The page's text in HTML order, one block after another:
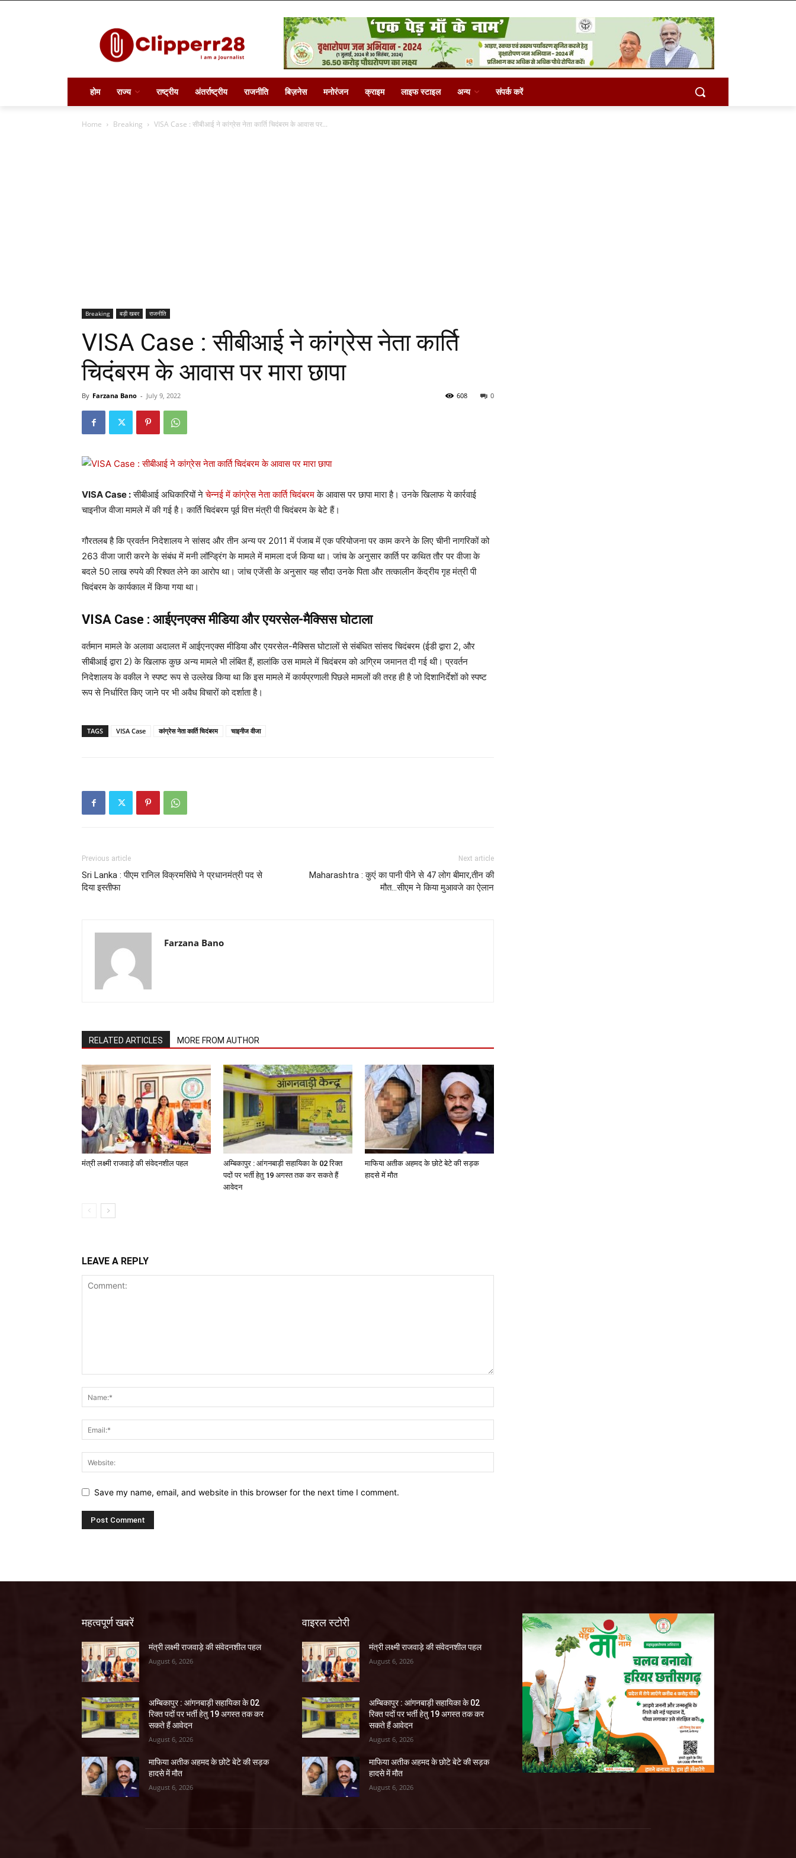
होम राज्य राष्ट्रीय अंतर्राष्ट्रीय राजनीति बिज़नेस मनोरंजन क्राइम लाइफ स्टाइल अन्य संपर्क करें
Home Breaking VISA Case : सीबीआई ने कांग्रेस नेता कार्ति चिदंबरम के आवास पर...
Breaking बड़ी खबर राजनीति
VISA Case : सीबीआई ने कांग्रेस नेता कार्ति
चिदंबरम के आवास पर मारा छापा
By Farzana Bano - July 9, 2022 0
608
VISA Case :सीबीआई अधिकारियों नेचेन्नई में कांग्रेस नेता कार्ति चिदंबरमके आवास पर छापा मारा है। उनके खिलाफ ये कार्रवाई
चाइनीज वीजा मामले में की गई है। कार्ति चिदंबरम पूर्व वित्त मंत्री पी चिदंबरम के बेटे हैं।
गौरतलब है कि प्रवर्तन निदेशालय ने सांसद और तीन अन्य पर 2011 में पंजाब में एक परियोजना पर काम करने के लिए चीनी नागरिकों को
263 वीजा जारी करने के संबंध में मनी लॉन्ड्रिंग के मामले में मामला दर्ज किया था। जांच के अनुसार कार्ति पर कथित तौर पर वीजा के
बदले 50 लाख रुपये की रिश्वत लेने का आरोप था। जांच एजेंसी के अनुसार यह सौदा उनके पिता और तत्कालीन केंद्रीय गृह मंत्री पी
चिदंबरम के कार्यकाल में किया गया था।
VISA Case : आईएनएक्स मीडिया और एयरसेल-मैक्सिस घोटाला
वर्तमान मामले के अलावा अदालत में आईएनएक्स मीडिया और एयरसेल-मैक्सिस घोटालों से संबंधित सांसद चिदंबरम (ईडी द्वारा 2, और
सीबीआई द्वारा 2) के खिलाफ कुछ अन्य मामले भी लंबित हैं, हालांकि उस मामले में चिदंबरम को अग्रिम जमानत दी गई थी। प्रवर्तन
निदेशालय के वकील ने स्पष्ट रूप से उल्लेख किया था कि इस मामले में कार्यप्रणाली पिछले मामलों की तरह ही है जो दिशानिर्देशों को स्पष्ट
रूप से निर्धारित किए जाने पर भी अवैध विचारों को दर्शाता है।
TAGS VISA Case कांग्रेस नेता कार्ति चिदंबरम चाइनीज वीजा
Previous article
Sri Lanka : पीएम रानिल विक्रमसिंघे ने प्रधानमंत्री पद से
दिया इस्तीफा
Next article
Maharashtra : कुएं का पानी पीने से 47 लोग बीमार,तीन की
मौत…सीएम ने किया मुआवजे का ऐलान
Farzana Bano
RELATED ARTICLES MORE FROM AUTHOR
मंत्री लक्ष्मी राजवाड़े की संवेदनशील पहल
अम्बिकापुर : आंगनबाड़ी सहायिका के 02 रिक्त
पदों पर भर्ती हेतु 19 अगस्त तक कर सकते हैं
आवेदन
माफिया अतीक अहमद के छोटे बेटे की सड़क
हादसे में मौत
LEAVE A REPLY
Save my name, email, and website in this browser for the next time I comment.
महत्वपूर्ण खबरें
मंत्री लक्ष्मी राजवाड़े की संवेदनशील पहल
August 6, 2026
अम्बिकापुर : आंगनबाड़ी सहायिका के 02
रिक्त पदों पर भर्ती हेतु 19 अगस्त तक कर
सकते हैं आवेदन
August 6, 2026
माफिया अतीक अहमद के छोटे बेटे की सड़क
हादसे में मौत
August 6, 2026
वाइरल स्टोरी
मंत्री लक्ष्मी राजवाड़े की संवेदनशील पहल
August 6, 2026
अम्बिकापुर : आंगनबाड़ी सहायिका के 02
रिक्त पदों पर भर्ती हेतु 19 अगस्त तक कर
सकते हैं आवेदन
August 6, 2026
माफिया अतीक अहमद के छोटे बेटे की सड़क
हादसे में मौत
August 6, 2026